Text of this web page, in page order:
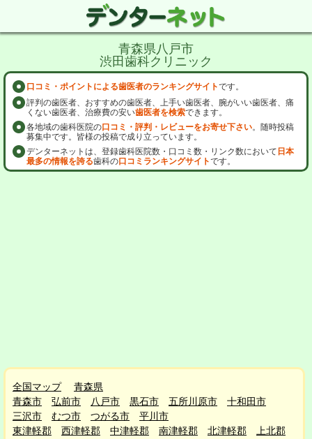
青森県八戸市
渋田歯科クリニック
口コミ・ポイントによる歯医者のランキングサイトです。
評判の歯医者、おすすめの歯医者、上手い歯医者、腕がいい歯医者、痛
くない歯医者、治療費の安い歯医者を検索できます。
各地域の歯科医院の口コミ・評判・レビューをお寄せ下さい。随時投稿
募集中です。皆様の投稿で成り立っています。
デンターネットは、登録歯科医院数・口コミ数・リンク数において 日本
最多の情報を誇る歯科の口コミランキングサイトです。
全国マップ
青森県
青森市
弘前市 八戸市 黒石市 五所川原市
十和田市
三沢市
むつ市 つがる市
平川市
東津軽郡
西津軽郡 中津軽郡 南津軽郡 北津軽郡
上北郡